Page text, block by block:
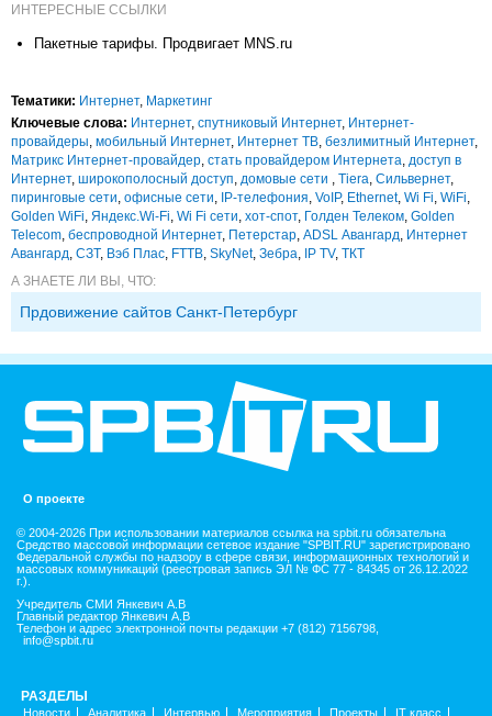
ИНТЕРЕСНЫЕ ССЫЛКИ
Пакетные тарифы. Продвигает MNS.ru
Тематики: Интернет, Маркетинг
Ключевые слова: Интернет, спутниковый Интернет, Интернет-
провайдеры мобильный Интернет, Интернет ТВ безлимитный Интернет,
Матрикс Интернет-провайдер стать провайдером Интернета доступ в
Интернет, широкополосный доступ домовые сети Tiera Сильвернет,
пиринговые сети офисные сети IP-телефония VoIP, Ethernet, Wi Fi WiFi
Golden WiFi Яндекс.Wi-Fi Wi Fi сети хот-спот, Голден Телеком Golden
Telecom беспроводной Интернет, Петерстар ADSL Авангард Интернет
Авангард СЗТ, Вэб Плас FTTB SkyNet, Зебра IP TV, ТКТ
А ЗНАЕТЕ ЛИ ВЫ, ЧТО:
Прдовижение сайтов Санкт-Петербург
О проекте
© 2004-2026 При использовании материалов ссылка на spbit.ru обязательна
Средство массовой информации сетевое издание "SPBIT.RU" зарегистрировано
Федеральной службы по надзору в сфере связи, информационных технологий и
массовых коммуникаций (реестровая запись ЭЛ № ФС 77 - 84345 от 26.12.2022
г.).
Учредитель СМИ Янкевич А.В
Главный редактор Янкевич А.В
Телефон и адрес электронной почты редакции +7 (812) 7156798,
info@spbit.ru
РАЗДЕЛЫ
Новости Аналитика Интервью Мероприятия Проекты IT класс